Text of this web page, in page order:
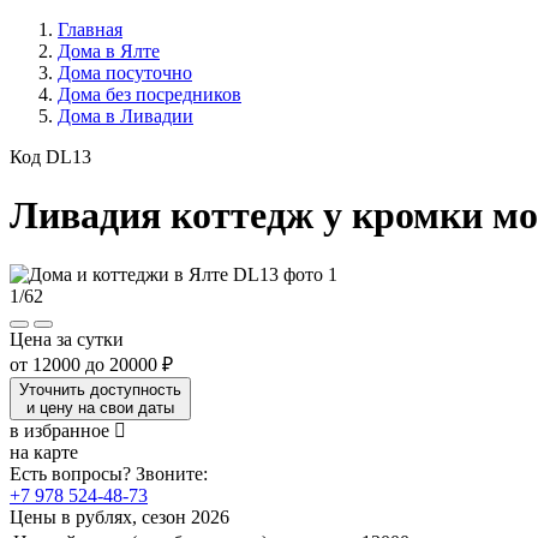
Главная
Дома в Ялте
Дома посуточно
Дома без посредников
Дома в Ливадии
Код DL13
Ливадия коттедж у кромки
1/62
Цена за сутки
от 12000 до 20000 ₽
Уточнить доступность
и цену на свои даты
в избранное
на карте
Есть вопросы? Звоните:
+7 978 524-48-73
Цены в рублях, сезон 2026